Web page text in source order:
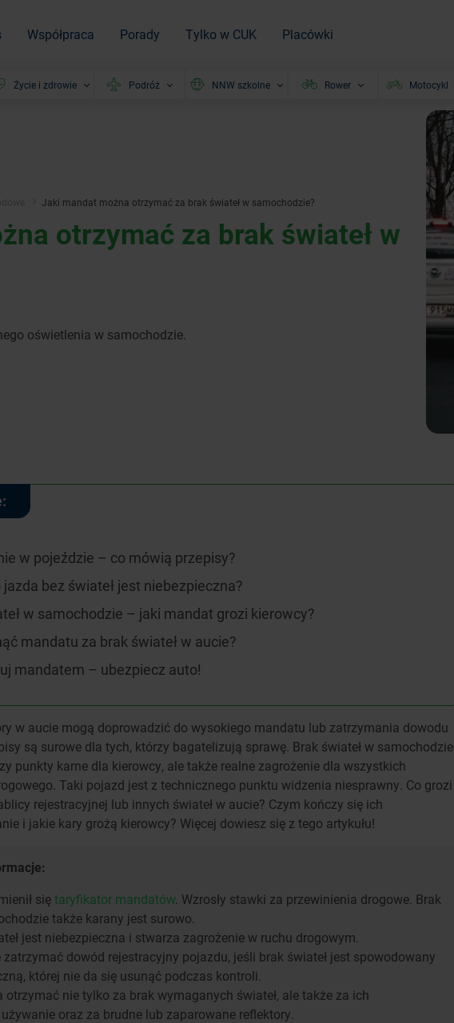
Współpraca Porady Tylko w CUK Placówki
Życie i zdrowie Podróż NNW szkolne Rower Motocykl
Jaki mandat można otrzymać za brak świateł w samochodzie?
otrzymać za brak świateł w
oświetlenia w samochodzie.
w pojeździe – co mówią przepisy?
bez świateł jest niebezpieczna?
w samochodzie – jaki mandat grozi kierowcy?
mandatu za brak świateł w aucie?
mandatem – ubezpiecz auto!
w aucie mogą doprowadzić do wysokiego mandatu lub zatrzymania dowodu
są surowe dla tych, którzy bagatelizują sprawę. Brak świateł w samochodzie
punkty karne dla kierowcy, ale także realne zagrożenie dla wszystkich
Taki pojazd jest z technicznego punktu widzenia niesprawny. Co grozi
rejestracyjnej lub innych świateł w aucie? Czym kończy się ich
i jakie kary grożą kierowcy? Więcej dowiesz się z tego artykułu!
siętaryfikator mandatów. Wzrosły stawki za przewinienia drogowe. Brak
także karany jest surowo.
jest niebezpieczna i stwarza zagrożenie w ruchu drogowym.
dowód rejestracyjny pojazdu, jeśli brak świateł jest spowodowany
której nie da się usunąć podczas kontroli.
otrzymać nie tylko za brak wymaganych świateł, ale także za ich
oraz za brudne lub zaparowane reflektory.